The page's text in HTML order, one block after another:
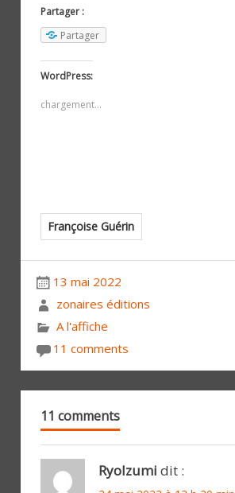
Partager :
Partager
WordPress:
chargement…
Françoise Guérin
13 mai 2022
zonaires éditions
A l'affiche
11 comments
11 comments
Ryolzumi dit :